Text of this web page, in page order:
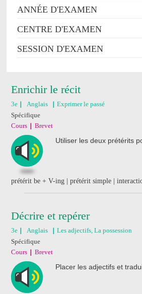
ANNÉE D'EXAMEN
CENTRE D'EXAMEN
SESSION D'EXAMEN
Enrichir le récit
3e Anglais
Exprimer le passé
Spécifique
Cours
Brevet
Utiliser les deux prétérits
prétérit be + V-ing | prétérit simple |
Décrire et repérer
3e Anglais
Les adjectifs, La possession
Spécifique
Cours
Brevet
Placer les adjectifs et